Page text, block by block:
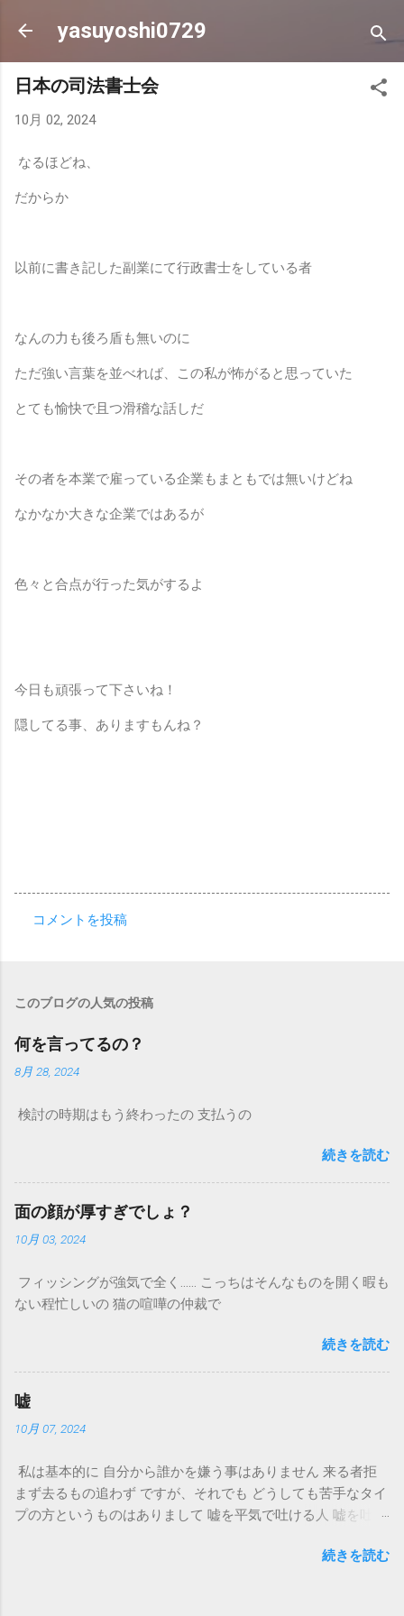
スキップしてメイン コンテンツに移動
yasuyoshi0729
日本の司法書士会
10月 02, 2024
なるほどね、
だからか
以前に書き記した副業にて行政書士をしている者
なんの力も後ろ盾も無いのに
ただ強い言葉を並べれば、この私が怖がると思っていた
とても愉快で且つ滑稽な話しだ
その者を本業で雇っている企業もまともでは無いけどね
なかなか大きな企業ではあるが
色々と合点が行った気がするよ
今日も頑張って下さいね！
隠してる事、ありますもんね？
ト
コメントを投稿
このブログの人気の投稿
何を言ってるの？
8月 28, 2024
検討の時期はもう終わったの 支払うの
続きを読む
面の顔が厚すぎでしょ？
10月 03, 2024
フィッシングが強気で全く…… こっちはそんなものを開く暇も
ない程忙しいの 猫の喧嘩の仲裁で
続きを読む
嘘
10月 07, 2024
私は基本的に 自分から誰かを嫌う事はありません 来る者拒
まず去るもの追わず ですが、それでも どうしても苦手なタイ
プの方というものはありまして 嘘を平気で吐ける人 嘘を吐い
その嘘を広めて欲しいものなのでしょうか？ 私には全く理解
続きを読む